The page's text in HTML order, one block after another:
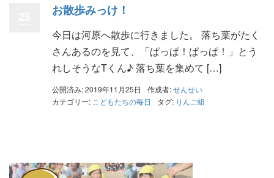
お散歩みっけ！
今日は河原へ散歩に行きました。 落ち葉がたく
さんあるのを見て、「ぱっぱ！ぱっぱ！」とう
れしそうなTくん♪ 落ち葉を集めて […]
公開済み: 2019年11月25日 作成者:せんせい
カテゴリー: こどもたちの毎日 タグ: りんご組